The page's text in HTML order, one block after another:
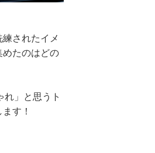
されたイメ
たのはどの
」と思うト
す！